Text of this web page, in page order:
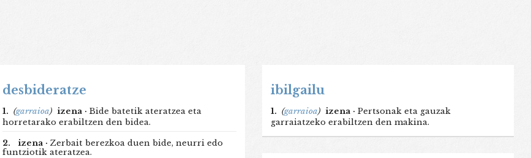
desbideratze
1. (garraioa) izena · Bide batetik ateratzea eta
horretarako erabiltzen den bidea.
2.
izena · Zerbait berezkoa duen bide, neurri edo
funtziotik ateratzea.
ibilgailu
1. (garraioa) izena · Pertsonak eta gauzak
garraiatzeko erabiltzen den makina.